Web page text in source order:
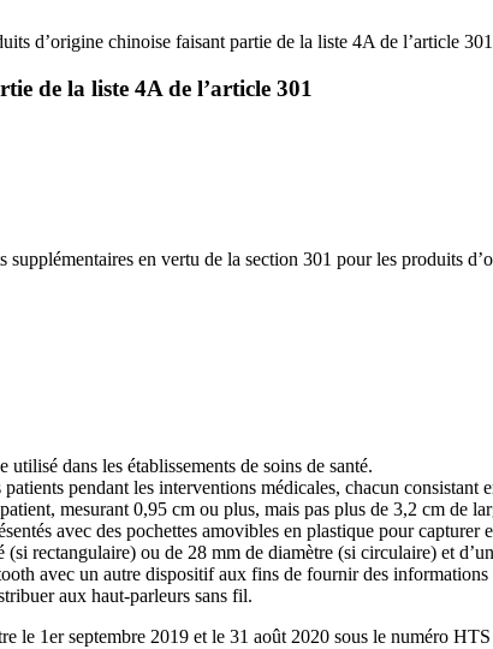
d’origine chinoise faisant partie de la liste 4A de l’article 301
de la liste 4A de l’article 301
supplémentaires en vertu de la section 301 pour les produits
dans les établissements de soins de santé.
pendant les interventions médicales, chacun consistant
mesurant 0,95 cm ou plus, mais pas plus de 3,2 cm de
avec des pochettes amovibles en plastique pour capturer
rectangulaire) ou de 28 mm de diamètre (si circulaire) et
avec un autre dispositif aux fins de fournir des informations
aux haut-parleurs sans fil.
le 1er septembre 2019 et le 31 août 2020 sous le numéro